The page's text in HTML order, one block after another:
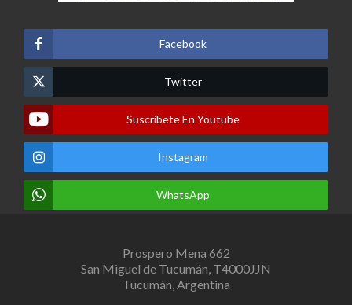
Facebook
Twitter
Suscribete En Youtube
Instagram
WhatsApp
Prospero Mena 662
San Miguel de Tucumán, T4000JJN
Tucumán, Argentina